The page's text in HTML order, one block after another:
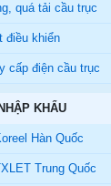
quá tải cầu trục
điều khiển
cấp điện cầu trục
KHẨU
Hàn Quốc
Trung Quốc